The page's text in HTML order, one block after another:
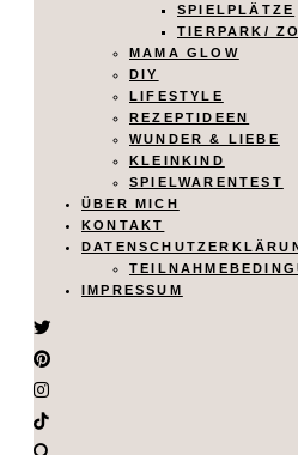
SPIELPLÄTZE
TIERPARK/
MAMA GLOW
DIY
LIFESTYLE
REZEPTIDEEN
WUNDER & LIEBE
KLEINKIND
SPIELWARENTEST
ÜBER MICH
KONTAKT
IMPRESSUM